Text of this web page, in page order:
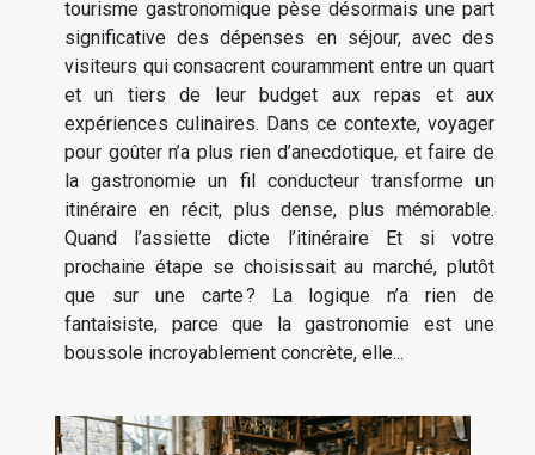
tourisme gastronomique pèse désormais une part
significative des dépenses en séjour, avec des
visiteurs qui consacrent couramment entre un quart
et un tiers de leur budget aux repas et aux
expériences culinaires. Dans ce contexte, voyager
pour goûter n’a plus rien d’anecdotique, et faire de
la gastronomie un fil conducteur transforme un
itinéraire en récit, plus dense, plus mémorable.
Quand l’assiette dicte l’itinéraire Et si votre
prochaine étape se choisissait au marché, plutôt
que sur une carte ? La logique n’a rien de
fantaisiste, parce que la gastronomie est une
boussole incroyablement concrète, elle...